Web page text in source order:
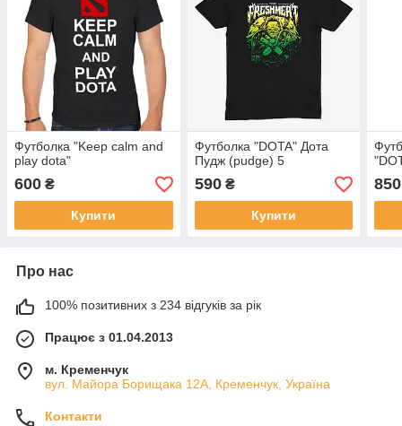
Футболка "Keep calm and
play dota"
600 ₴
Купити
Футболка "DOTA" Дота
Пудж (pudge) 5
590₴
Купити
850
Про нас
100% позитивних з 234 відгуків за рік
Працює з 01.04.2013
м. Кременчук
вул. Майора Борищака 12А, Кременчук, Україна
Контакти